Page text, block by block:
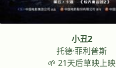
小丑2
托德·菲利普斯
🌱 21天后草映上映